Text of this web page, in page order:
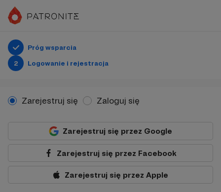
Próg wsparcia
2
Logowanie i rejestracja
Zarejestruj się Zaloguj się
Zarejestruj się przez Google
Zarejestruj się przez Facebook
Zarejestruj się przez Apple